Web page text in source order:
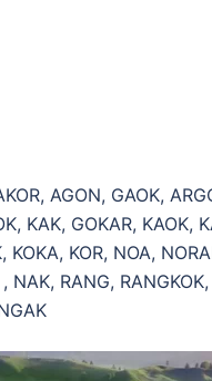
AGON, GAOK,
KAK, GOKAR, KAOK,
KOKA, KOR, NOA,
NAK, RANG, RANGKOK,